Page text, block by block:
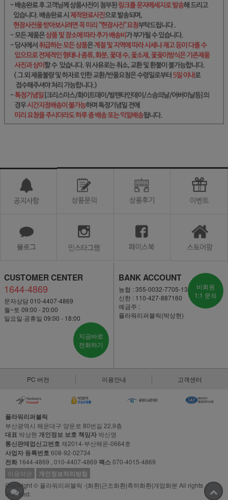
CUSTOMER CENTER
1644-4869
문자상담 010-4407-4869
월~토 09:00 - 20:00
일요일·공휴일 09:00 - 18:00
지금바로
전화하기
BANK ACCOUNT
농협 : 355-0032-7705-13
신한 : 110-427-887160
예금주 :
플라워리퍼블릭(박상현)
비회원
1:1 문의
PC 버전 이용안내 고객센터
플라워리퍼블릭
부산광역시 해운대구 양운로 80번길 22,9층
대표 박상현 개인정보 보호 책임자 박신영
통신판매업신고번호 제2014-부산해운-0664호
사업자 등록번호 608-92-02734
전화 1644-4869 , 010-4407-4869 팩스070-4015-4869
이용약관
개인정보처리방침
Copyright © 플라워리퍼블릭 -|화환|근조화환|축하화환|개업화분 All rights
reserved.